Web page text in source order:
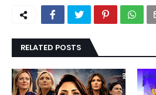
RELATED POSTS